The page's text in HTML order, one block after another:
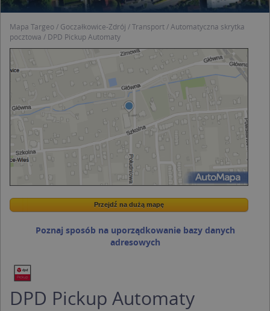
Mapa Targeo Goczałkowice-Zdrój Transport
Automatyczna skrytka
pocztowa
DPD Pickup Automaty
Wstaw tę mapkę na swoją stronę
Przejdź na dużą mapę
Przejdź na dużą mapę
Poznaj sposób na uporządkowanie bazy danych
adresowych
DPD Pickup Automaty